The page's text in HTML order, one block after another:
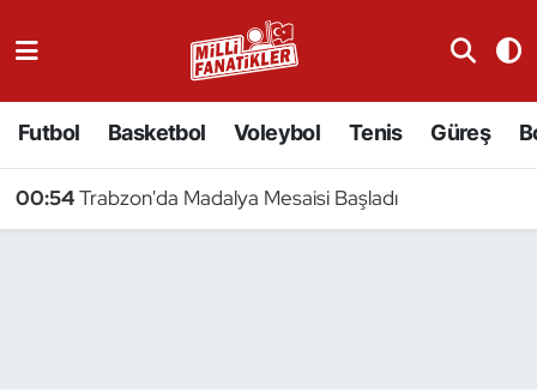
Futbol Basketbol Voleybol Tenis Güreş
00:54Trabzon'da Madalya Mesaisi Başladı
Badminton